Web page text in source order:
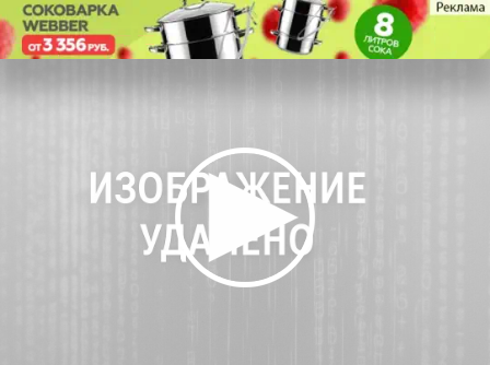
Школьников Пензы приглашают
стать мушкетерами
Спорт
Другие новости
по теме
Погода и курсы
валют в Пензе